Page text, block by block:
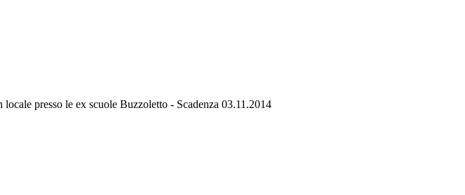
presso le ex scuole Buzzoletto - Scadenza 03.11.2014